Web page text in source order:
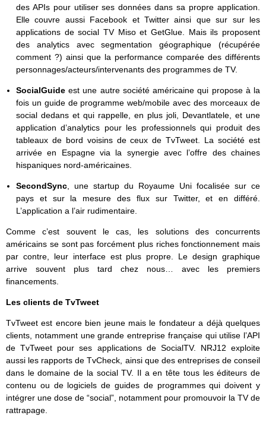
des APIs pour utiliser ses données dans sa propre application.
Elle couvre aussi Facebook et Twitter ainsi que sur sur les
applications de social TV Miso et GetGlue. Mais ils proposent
des analytics avec segmentation géographique (récupérée
comment ?) ainsi que la performance comparée des différents
personnages/acteurs/intervenants des programmes de TV.
SocialGuideest une autre société américaine qui propose à la
fois un guide de programme web/mobile avec des morceaux de
social dedans et qui rappelle, en plus joli, Devantlatele, et une
application d’analytics pour les professionnels qui produit des
tableaux de bord voisins de ceux de TvTweet. La société est
arrivée en Espagne via la synergie avec l’offre des chaines
hispaniques nord-américaines.
SecondSync, une startup du Royaume Uni focalisée sur ce
pays et sur la mesure des flux sur Twitter, et en différé.
L’application a l’air rudimentaire.
Comme c’est souvent le cas, les solutions des concurrents
américains se sont pas forcément plus riches fonctionnement mais
par contre, leur interface est plus propre. Le design graphique
arrive souvent plus tard chez nous… avec les premiers
financements.
Les clients de TvTweet
TvTweet est encore bien jeune mais le fondateur a déjà quelques
clients, notamment une grande entreprise française qui utilise l’API
de TvTweet pour ses applications de SocialTV. NRJ12 exploite
aussi les rapports de TvCheck, ainsi que des entreprises de conseil
dans le domaine de la social TV. Il a en tête tous les éditeurs de
contenu ou de logiciels de guides de programmes qui doivent y
intégrer une dose de “social”, notamment pour promouvoir la TV de
rattrapage.